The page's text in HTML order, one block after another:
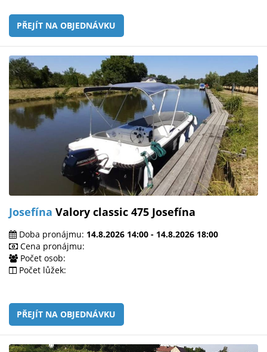
PŘEJÍT NA OBJEDNÁVKU
Josefína Valory classic 475 Josefína
Doba pronájmu: 14.8.2026 14:00 - 14.8.2026 18:00
Cena pronájmu:
Počet osob:
Počet lůžek:
PŘEJÍT NA OBJEDNÁVKU